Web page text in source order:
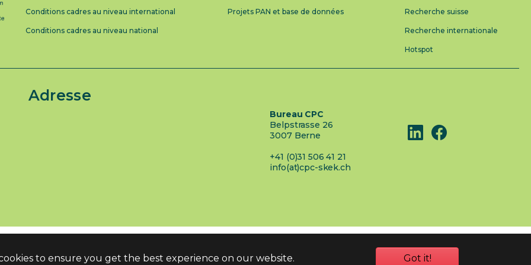
to ensure you get the best experience on our website. Got it!
Conditions cadres au niveau international
Conditions cadres au niveau national
Projets PAN et base de données Recherche suisse
Recherche internationale
Hotspot
Adresse
Bureau CPC
Belpstrasse 26
3007 Berne
+41 (0)31 506 41 21
info(at)cpc-skek.ch